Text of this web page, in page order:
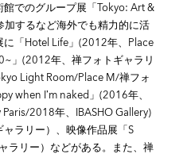
でのグループ展「Tokyo: Art &
するなど海外でも精力的に活
「Hotel Life」(2012年、Place
」(2012年、禅フォトギャラリ
Light Room/Place M/禅フォ
when I’m naked」(2016年、
2018年、IBASHO Gallery)
ャラリー）、映像作品展「S
ラリー）などがある。また、禅